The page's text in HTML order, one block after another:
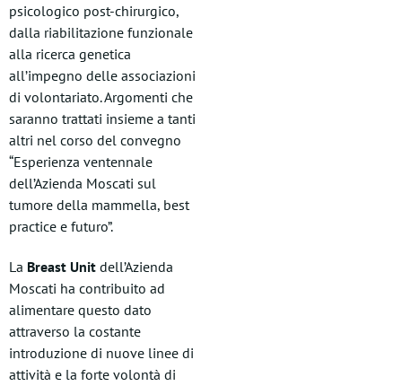
psicologico post-chirurgico,
dalla riabilitazione funzionale
alla ricerca genetica
all’impegno delle associazioni
di volontariato. Argomenti che
saranno trattati insieme a tanti
altri nel corso del convegno
“Esperienza ventennale
dell’Azienda Moscati sul
tumore della mammella, best
practice e futuro”.
La Breast Unit dell’Azienda
Moscati ha contribuito ad
alimentare questo dato
attraverso la costante
introduzione di nuove linee di
attività e la forte volontà di